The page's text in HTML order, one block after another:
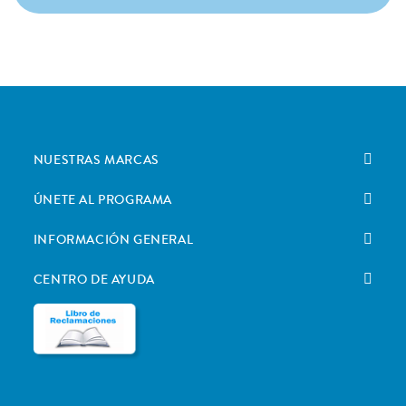
NUESTRAS MARCAS
ÚNETE AL PROGRAMA
INFORMACIÓN GENERAL
CENTRO DE AYUDA